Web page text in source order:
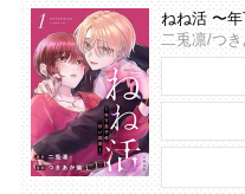
ねね活 〜
二兎凛/つ